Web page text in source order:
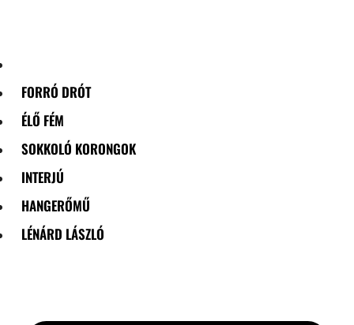
FORRÓ DRÓT
ÉLŐ FÉM
SOKKOLÓ KORONGOK
INTERJÚ
HANGERŐMŰ
LÉNÁRD LÁSZLÓ